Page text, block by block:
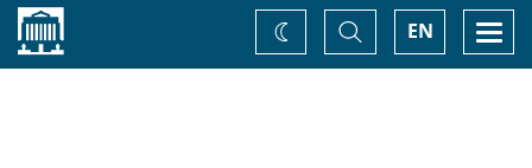
Accueil EN
Basculer
la
recherche
Changez
de